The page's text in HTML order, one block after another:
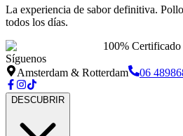
La experiencia de sabor definitiva.
todos los días.
100%
Síguenos
Amsterdam & Rotterdam
06
DESCUBRIR